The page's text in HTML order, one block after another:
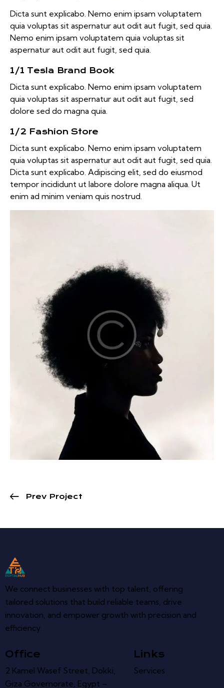
Dicta sunt explicabo. Nemo enim ipsam voluptatem
quia voluptas sit aspernatur aut odit aut fugit, sed quia.
Nemo enim ipsam voluptatem quia voluptas sit
aspernatur aut odit aut fugit, sed quia.
1/1 Tesla Brand Book
Dicta sunt explicabo. Nemo enim ipsam voluptatem
quia voluptas sit aspernatur aut odit aut fugit, sed
dolore sed do magna quia.
1/2 Fashion Store
Dicta sunt explicabo. Nemo enim ipsam voluptatem
quia voluptas sit aspernatur aut odit aut fugit, sed quia.
Dicta sunt explicabo. Adipiscing elit, sed do eiusmod
tempor incididunt ut labore dolore magna aliqua. Ut
enim ad minim veniam quis nostrud.
Prev Project
We connect businesses with top talent, offering
tailored solutions that build reliable teams, drive
innovation, and empower growth with precision and
efficiency.
Office
2 Kamel Wasef Street, Dokki,
Giza Governorate, Egypt –
Links
Services